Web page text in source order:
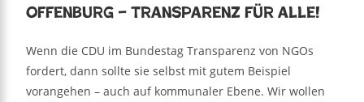
Offenburg – Transparenz für alle!
Wenn die CDU im Bundestag Transparenz von NGOs
fordert, dann sollte sie selbst mit gutem Beispiel
vorangehen – auch auf kommunaler Ebene. Wir wollen